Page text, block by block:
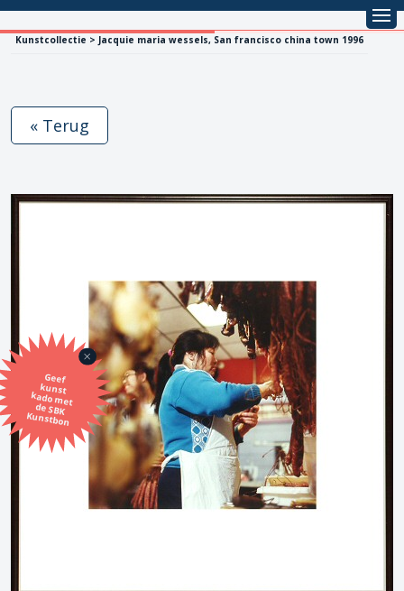
Kunstcollectie > Jacquie maria wessels, San francisco china town 1996
Geef
kunst
kado met
de SBK
Kunstbon
« Terug